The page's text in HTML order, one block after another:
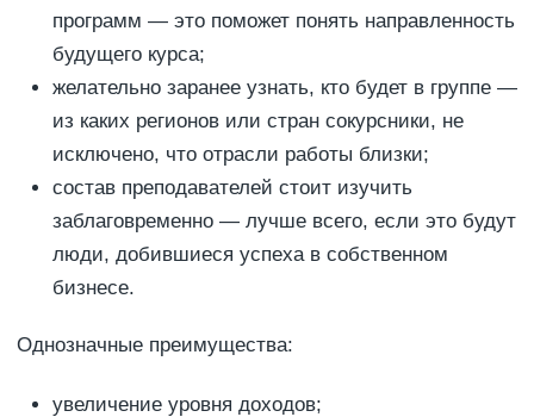
программ — это поможет понять направленность
будущего курса;
желательно заранее узнать, кто будет в группе —
из каких регионов или стран сокурсники, не
исключено, что отрасли работы близки;
состав преподавателей стоит изучить
заблаговременно — лучше всего, если это будут
люди, добившиеся успеха в собственном
бизнесе.
Однозначные преимущества:
увеличение уровня доходов;